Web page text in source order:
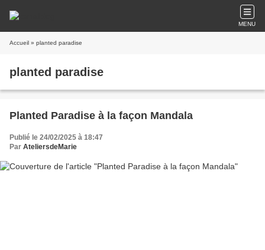
MENU
Accueil » planted paradise
planted paradise
Planted Paradise à la façon Mandala
Publié le 24/02/2025 à 18:47
Par AteliersdeMarie